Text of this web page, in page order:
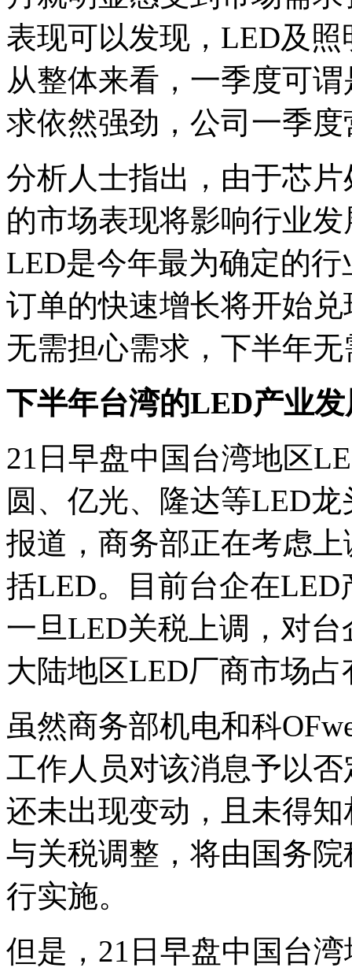
表现可以发现，LED及
从整体来看，一季度可
求依然强劲，公司一季
分析人士指出，由于芯
的市场表现将影响行业
LED是今年最为确定的
订单的快速增长将开始
无需担心需求，下半年
下半年台湾的LED产业
21日早盘中国台湾地区
圆、亿光、隆达等LED
报道，商务部正在考虑
括LED。目前台企在
一旦LED关税上调，对
大陆地区LED厂商市场
虽然商务部机电和科
工作人员对该消息予以
还未出现变动，且未得
与关税调整，将由国务
行实施。
但是，21日早盘中国台